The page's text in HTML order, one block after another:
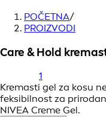
POČETNA/
PROIZVODI
Care & Hold
1
Kremasti gel za kosu
feksibilnost za
NIVEA Creme Gel.